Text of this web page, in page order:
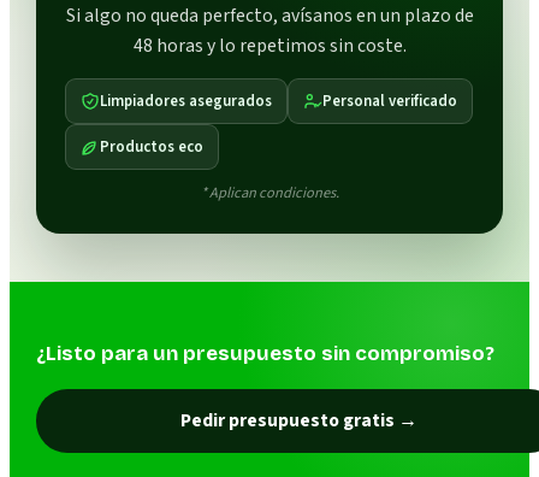
Si algo no queda perfecto, avísanos en un plazo de
48 horas y lo repetimos sin coste.
Limpiadores asegurados Personal verificado
Productos eco
* Aplican condiciones.
¿Listo para un presupuesto sin compromiso?
Pedir presupuesto gratis →